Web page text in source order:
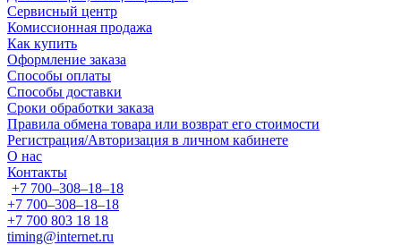
Сервисный центр
Комиссионная продажа
Как купить
Оформление заказа
Способы оплаты
Способы доставки
Сроки обработки заказа
Правила обмена товара или возврат его стоимости
Регистрация/Авторизация в личном кабинете
О нас
Контакты
+7 700‒308‒18‒18
+7 700‒308‒18‒18
+7 700 803 18 18
timing@internet.ru